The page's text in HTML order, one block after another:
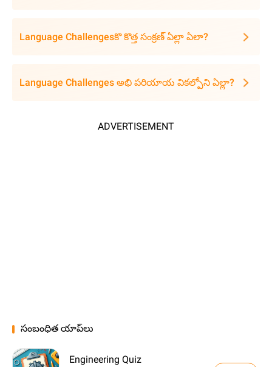
Language Challengesకొ కొత్త సంక్రణ్ ఏల్లా ఏలా?
Language Challenges అభి పరియాయ వికల్పోని ఏల్లా?
ADVERTISEMENT
సంబంధిత యాప్‌లు
Engineering Quiz